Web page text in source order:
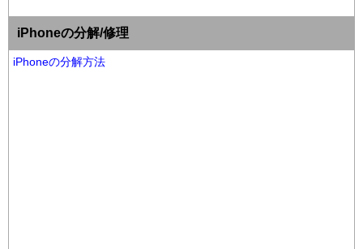
iPhoneの分解/修理
iPhoneの分解方法